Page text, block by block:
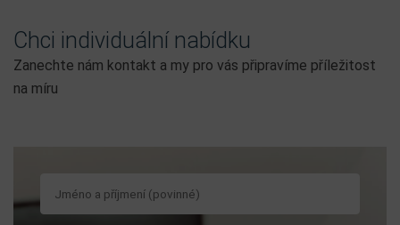
Chci individuální nabídku
Zanechte nám kontakt a my pro vás připravíme příležitost
na míru